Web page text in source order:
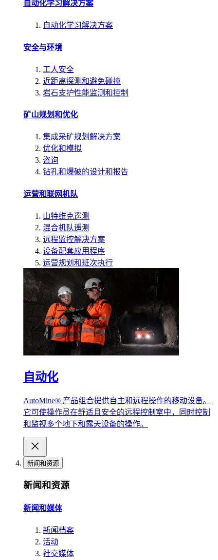
自动化学习解决方案
自动化学习解决方案
安全与环境
工人安全
近距离探测和避免碰撞
岩石支护性能监测和控制
矿山规划和优化
集成采矿规划解决方案
优化和模拟
咨询
钻孔和爆破的设计和报告
运营和联网机队
山特维克遥测
混合机队遥测
远程监控解决方案
设备配套应用程序
运营规划和班次执行
自动化
AutoMine® 产品组合提供自主和远程操作的移动设备。
它可使操作员在舒适且安全的远程控制室中，同时控制
和监视多个地下和露天设备的操作。
新闻和资源
新闻和资源
新闻和媒体
新闻档案
活动
社交媒体